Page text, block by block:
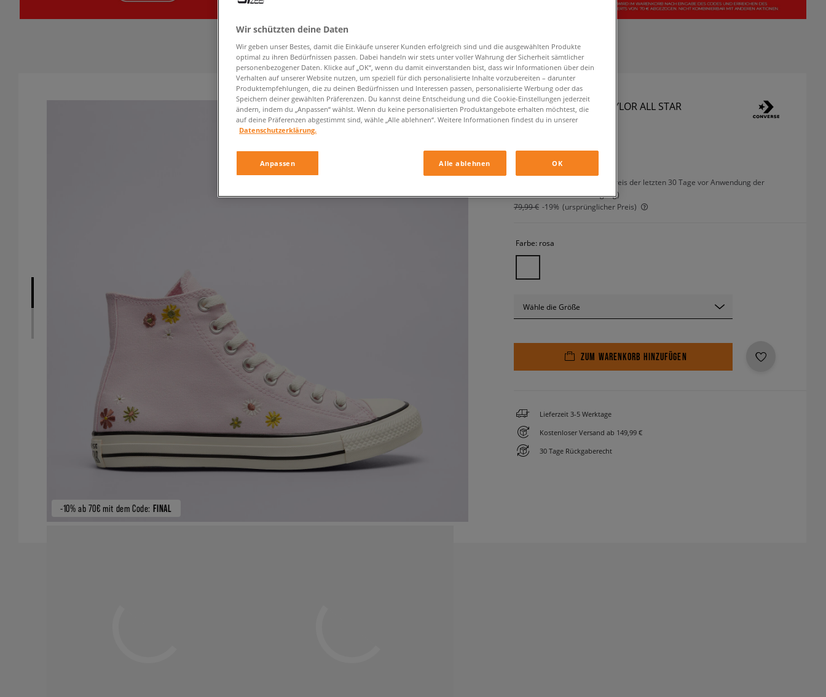
-10% ab 70€ mit dem Code: FINAL
CONVERSE CHUCK TAYLOR ALL STAR
damen, sneaker
inkl. MwSt.
(der niedrigste Preis der letzten 30 Tage vor Anwendung der
Preisermäßigung)
79,99 € -19% (ursprünglicher Preis)
Farbe: rosa
Wähle die Größe
ZUM WARENKORB HINZUFÜGEN
Lieferzeit 3-5 Werktage
Kostenloser Versand ab 149,99 €
30 Tage Rückgaberecht
Wir schützten deine Daten
Wir geben unser Bestes, damit die Einkäufe unserer Kunden erfolgreich sind und die ausgewählten Produkte
optimal zu ihren Bedürfnissen passen. Dabei handeln wir stets unter voller Wahrung der Sicherheit sämtlicher
personenbezogener Daten. Klicke auf „OK“, wenn du damit einverstanden bist, dass wir Informationen über dein
Verhalten auf unserer Website nutzen, um speziell für dich personalisierte Inhalte vorzubereiten – darunter
Produktempfehlungen, die zu deinen Bedürfnissen und Interessen passen, personalisierte Werbung oder das
Speichern deiner gewählten Präferenzen. Du kannst deine Entscheidung und die Cookie-Einstellungen jederzeit
ändern, indem du „Anpassen“ wählst. Wenn du keine personalisierten Produktangebote erhalten möchtest, die
auf deine Präferenzen abgestimmt sind, wähle „Alle ablehnen“. Weitere Informationen findest du in unserer
Datenschutzerklärung.
Anpassen Alle ablehnen OK